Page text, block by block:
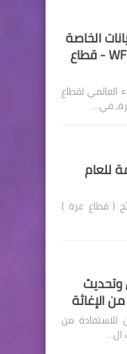
الخاصة
ببرنامج الغذاء العالمي WFP - قطاع
العالمي لقطاع
في…
للعام
( قطاع غزة )
وتحديث
الإغاثة
للاستفادة من
ال…